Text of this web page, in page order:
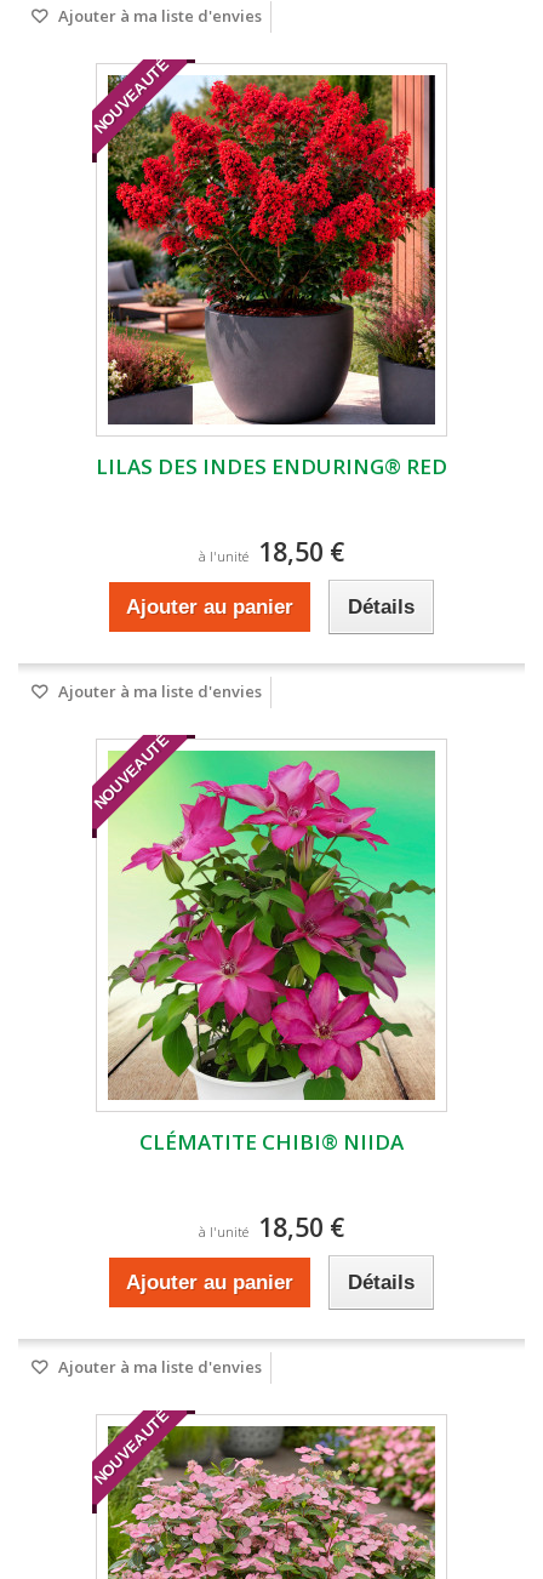
Ajouter à ma liste d'envies
NOUVEAUTÉ
LILAS DES INDES ENDURING® RED
à l'unité 18,50 €
Ajouter au panier Détails
Ajouter à ma liste d'envies
NOUVEAUTÉ
CLÉMATITE CHIBI® NIIDA
à l'unité 18,50 €
Ajouter au panier Détails
Ajouter à ma liste d'envies
NOUVEAUTÉ